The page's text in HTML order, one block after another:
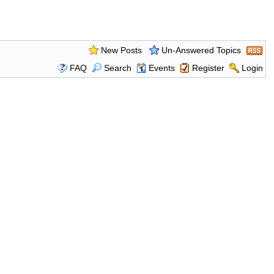
New Posts
Un-Answered Topics
FAQ
Search Events Register Login